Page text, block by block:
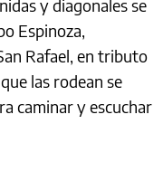
y diagonales se
Espinoza,
Rafael, en tributo
las rodean se
caminar y escuchar